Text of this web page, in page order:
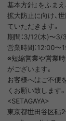
基本方針』をふま
拡大防止に向け、
ていただきます。
期間：3/12(木)〜3/
営業時間：12:00〜
※短縮営業や営業
がございます。
お客様へはご不便
くお願い致します。
<SETAGAYA>
東京都世田谷区砧